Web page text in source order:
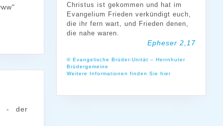
Christus ist gekommen und hat im
Evangelium Frieden verkündigt euch,
die ihr fern wart, und Frieden denen,
die nahe waren.
Epheser 2,17
© Evangelische Brüder-Unität – Herrnhuter
Brüdergemeine
Weitere Informationen finden Sie hier